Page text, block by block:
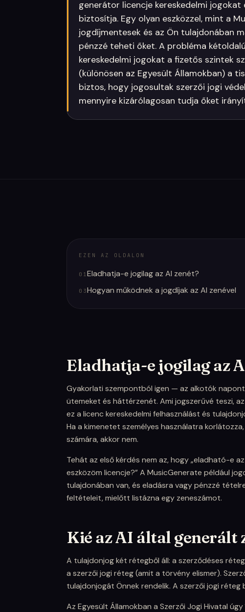
generátor licencje kereskedelmi
biztosítja. Egy olyan eszközzel, mint a
jogdíjmentesek és az Ön tulajdonában
pénzzé teheti őket. A probléma
kereskedelmi jogokat a fizetős szintek
(különösen az Egyesült Államokban) a
biztos, hogy jogosultak szerzői jogi
mennyire kizárólagosan tudja őket
EZEN AZ OLDALON
01Eladhatja-e jogilag az AI zenét?
03Hogyan működnek a jogdíjak az AI zenével
Eladhatja-e jogilag az
Gyakorlati szempontból igen — az alkotók
ütemeket és háttérzenét. Ami jogszerűvé teszi,
ez a licenc kereskedelmi felhasználást és
Ha a kimenetet személyes használatra
számára, akkor nem.
Tehát az első kérdés nem az, hogy „eladható-e
eszközöm licencje?” A MusicGenerate például
tulajdonában van, és eladásra vagy pénzzé
feltételeit, mielőtt listázna egy zeneszámot.
Kié az AI által generált
A tulajdonjog két rétegből áll: a szerződéses
a szerzői jogi réteg (amit a törvény elismer).
tulajdonjogát Önnek rendelik. A szerzői jogi
Az Egyesült Államokban a Szerzői Jogi Hivatal